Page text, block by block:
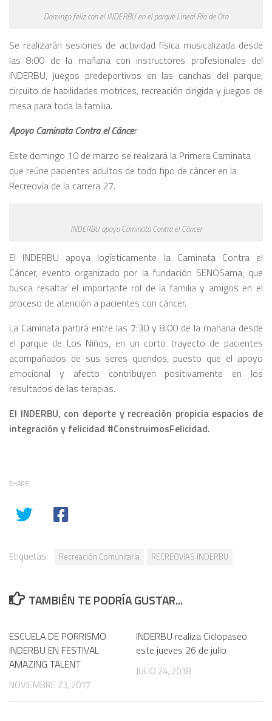
Domingo feliz con el INDERBU en el parque Lineal Río de Oro
Se realizarán sesiones de actividad física musicalizada desde
las 8:00 de la mañana con instructores profesionales del
INDERBU, juegos predeportivos en las canchas del parque,
circuito de habilidades motrices, recreación dirigida y juegos de
mesa para toda la familia.
Apoyo Caminata Contra el Cáncer
Este domingo 10 de marzo se realizará la Primera Caminata
que reúne pacientes adultos de todo tipo de cáncer en la
Recreovía de la carrera 27.
INDERBU apoya Caminata Contra el Cáncer
El INDERBU apoya logísticamente la Caminata Contra el
Cáncer, evento organizado por la fundación SENOSama, que
busca resaltar el importante rol de la familia y amigos en el
proceso de atención a pacientes con cáncer.
La Caminata partirá entre las 7:30 y 8:00 de la mañana desde
el parque de Los Niños, en un corto trayecto de pacientes
acompañados de sus seres queridos, puesto que el apoyo
emocional y afecto contribuyen positivamente en los
resultados de las terapias.
El INDERBU, con deporte y recreación propicia espacios de
integración y felicidad #ConstruimosFelicidad.
SHARE
Etiquetas: Recreación Comunitaria RECREOVIAS INDERBU
TAMBIÉN TE PODRÍA GUSTAR...
ESCUELA DE PORRISMO
INDERBU EN FESTIVAL
AMAZING TALENT
NOVIEMBRE 23, 2017
INDERBU realiza Ciclopaseo
este jueves 26 de julio
JULIO 24, 2018